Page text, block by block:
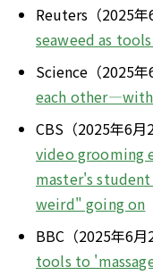
Reuters（2025年
seaweed as
Science（2025年
each
CBS（2025年6月
video grooming
master's
weird" going on
BBC（2025年6月
tools to